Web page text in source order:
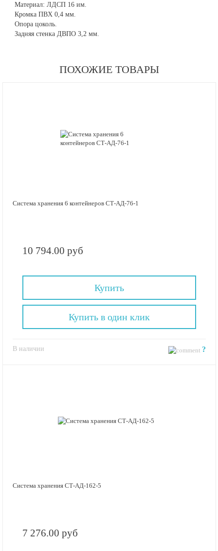
Материал: ЛДСП 16 им.
Кромка ПВХ 0,4 мм.
Опора цоколь.
Задняя стенка ДВПО 3,2 мм.
ПОХОЖИЕ ТОВАРЫ
Система хранения 6 контейнеров СТ-АД-76-1
10 794.00 руб
Купить
В наличии ?
Купить в один клик
Система хранения СТ-АД-162-5
7 276.00 руб